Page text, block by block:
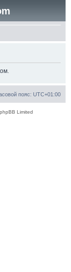
пояс: UTC+01:00
Limited